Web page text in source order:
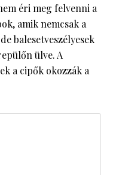
éri meg felvenni a
amik nemcsak a
balesetveszélyesek
ülve. A
a cipők okozzák a